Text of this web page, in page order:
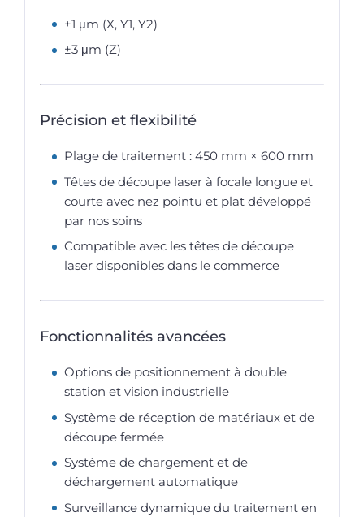
±1 μm (X, Y1, Y2)
±3 μm (Z)
Précision et flexibilité
Plage de traitement : 450 mm × 600 mm
Têtes de découpe laser à focale longue et
courte avec nez pointu et plat développé
par nos soins
Compatible avec les têtes de découpe
laser disponibles dans le commerce
Fonctionnalités avancées
Options de positionnement à double
station et vision industrielle
Système de réception de matériaux et de
découpe fermée
Système de chargement et de
déchargement automatique
Surveillance dynamique du traitement en